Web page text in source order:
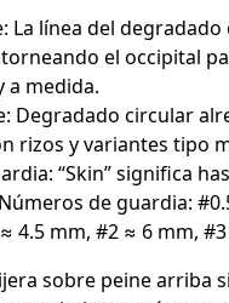
La línea del degradado
el occipital
a medida.
Degradado circular
rizos y variantes tipo
“Skin” significa
de guardia:
4.5 mm, #2 ≈ 6 mm,
sobre peine arriba